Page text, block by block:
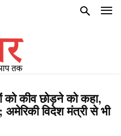
को कीव छोड़ने को कहा,
विदेश मंत्री से भी